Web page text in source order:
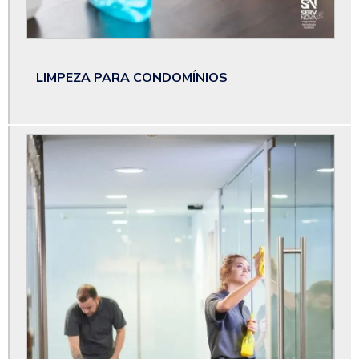
Orçamento de terceirização de limpeza
Portaria e limpeza
Portaria eletrônica empresas
Portaria remota condomínio
Portaria remota sp
Recepção terceirização
Serviço bombeiro civil
Serviço bombeiro civil em sp
Serviço de copeira
Serviço de portaria e limpeza
LIMPEZA PARA CONDOMÍNIOS